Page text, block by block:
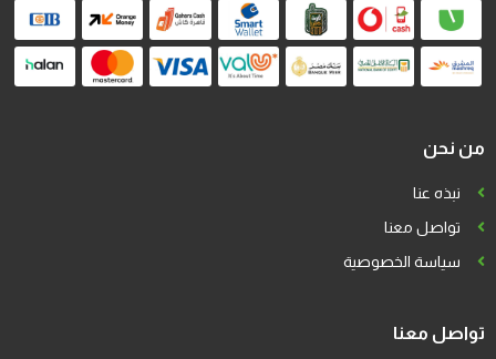
من نحن
نبذه عنا
تواصل معنا
سياسة الخصوصية
تواصل معنا